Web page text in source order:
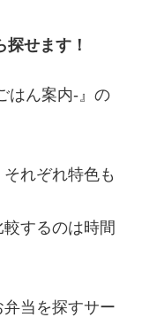
せます！
はん案内‐』の
れぞれ特色も
するのは時間
当を探すサー